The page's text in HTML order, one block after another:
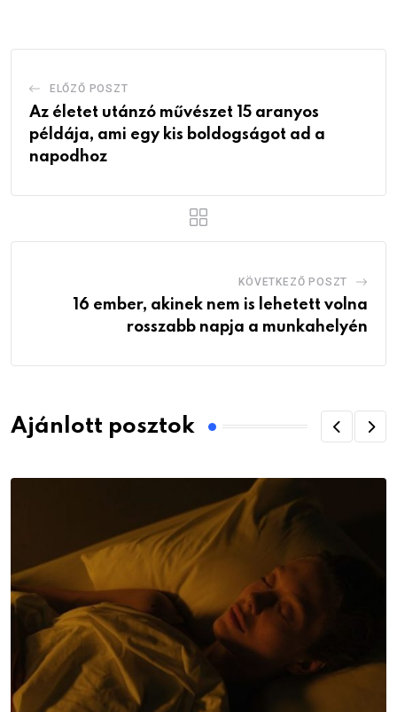
ELŐZŐ POSZT
Az életet utánzó művészet 15 aranyos
példája, ami egy kis boldogságot ad a
napodhoz
KÖVETKEZŐ POSZT
16 ember, akinek nem is lehetett volna
rosszabb napja a munkahelyén
Ajánlott posztok